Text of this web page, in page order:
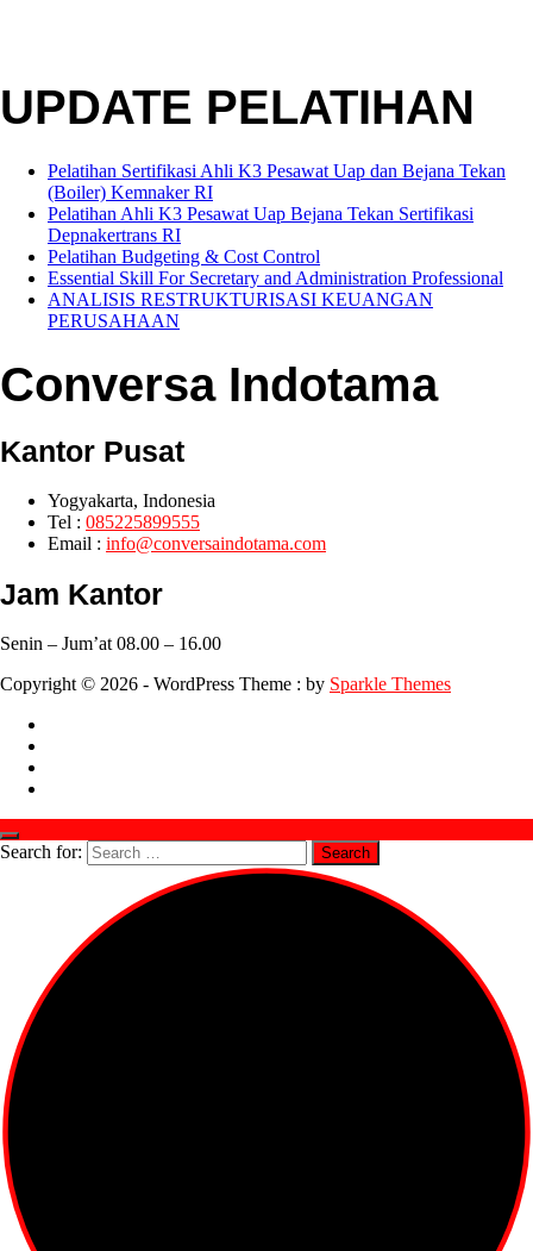
UPDATE PELATIHAN
Pelatihan Sertifikasi Ahli K3 Pesawat Uap dan Bejana Tekan
(Boiler) Kemnaker RI
Pelatihan Ahli K3 Pesawat Uap Bejana Tekan Sertifikasi
Depnakertrans RI
Pelatihan Budgeting & Cost Control
Essential Skill For Secretary and Administration Professional
ANALISIS RESTRUKTURISASI KEUANGAN
PERUSAHAAN
Conversa Indotama
Kantor Pusat
Yogyakarta, Indonesia
Tel : 085225899555
Email : info@conversaindotama.com
Jam Kantor
Senin – Jum’at 08.00 – 16.00
Copyright © 2026 - WordPress Theme : by Sparkle Themes
Search for: